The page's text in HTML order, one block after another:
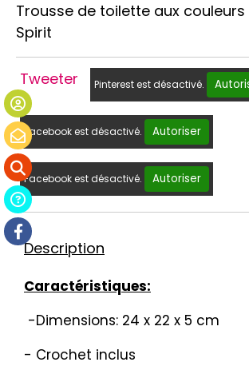
Trousse de toilette aux
Spirit
Tweeter Pinterest est désactivé.
Facebook est désactivé. Autoriser
Facebook est désactivé. Autoriser
Description
Caractéristiques:
-Dimensions: 24 x 22 x 5 cm
- Crochet inclus